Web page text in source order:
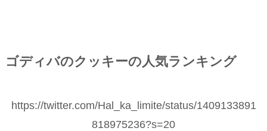
ゴディバのクッキーの人気ランキング
https://twitter.com/Hal_ka_limite/status/1409133891
818975236?s=20